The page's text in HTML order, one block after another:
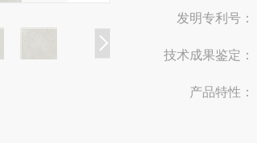
发明专利号：
技术成果鉴定：
产品特性：